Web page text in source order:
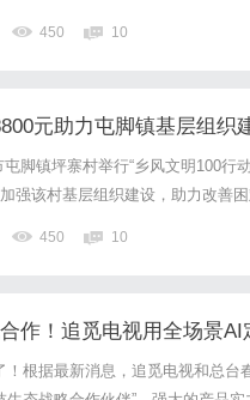
会叶兆佳主席、澳门特别行政区
嘉宾莅临现场。活动为内地与澳门
450 10
元助力屯脚镇基层组织
脚镇坪寨村举行“乡风文明100行
强该村基层组织建设，助力改善
分公司部署的推进乡村振兴战略的
现农户增收致富，全面助力组织
450 10
作！追觅电视用全场景
根据最新消息，追觅电视和总台